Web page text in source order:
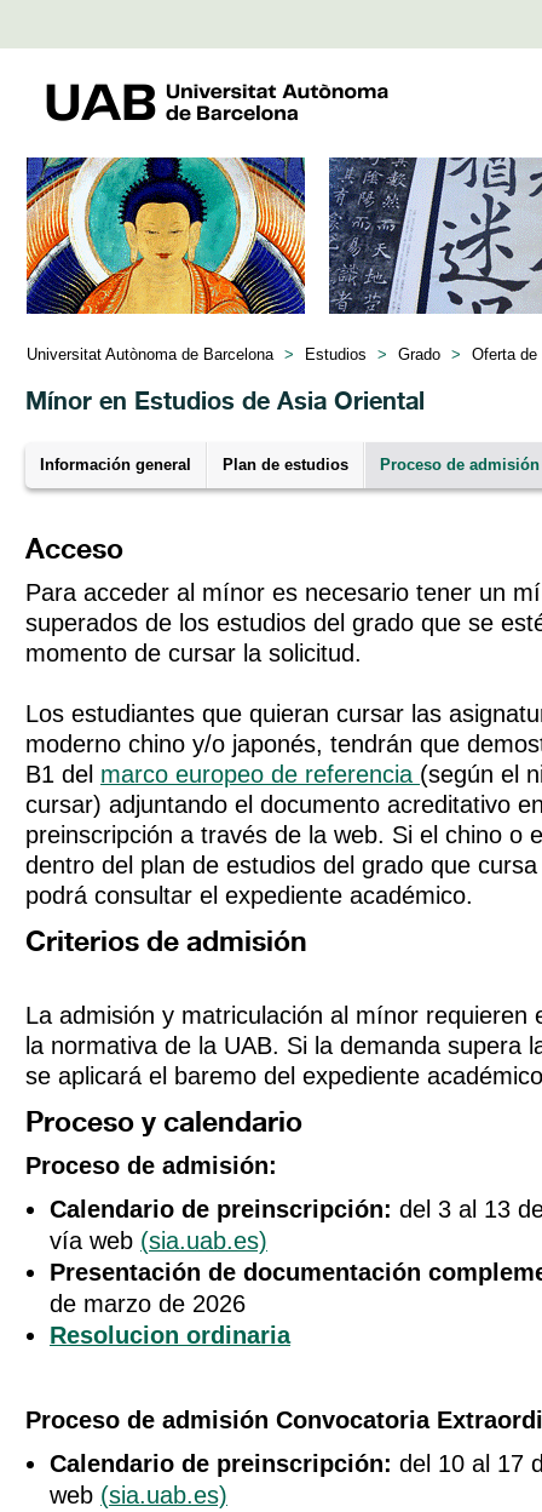
Universitat Autònoma de Barcelona > Estudios > Grado > Oferta de
Mínor en Estudios de Asia Oriental
Información general Plan de estudios Proceso de admisión
Acceso
Para acceder al mínor es necesario tener un
superados de los estudios del grado que se
momento de cursar la solicitud.
Los estudiantes que quieran cursar las
moderno chino y/o japonés, tendrán que
B1 del marco europeo de referencia (según el
cursar) adjuntando el documento acreditativo
preinscripción a través de la web. Si el chino o
dentro del plan de estudios del grado que
podrá consultar el expediente académico.
Criterios de admisión
La admisión y matriculación al mínor requieren
la normativa de la UAB. Si la demanda supera
se aplicará el baremo del expediente
Proceso y calendario
Proceso de admisión:
Calendario de preinscripción: del 3 al 13
vía web (sia.uab.es)
Presentación de documentación
de marzo de 2026
Resolucion ordinaria
Proceso de admisión Convocatoria
Calendario de preinscripción: del 10 al 17
web (sia.uab.es)